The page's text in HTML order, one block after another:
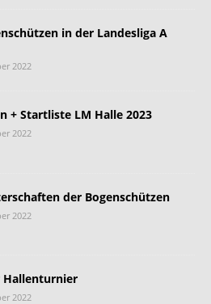
in der Landesliga A
2022
+ Startliste LM Halle 2023
2022
der Bogenschützen
2022
Hallenturnier
2022